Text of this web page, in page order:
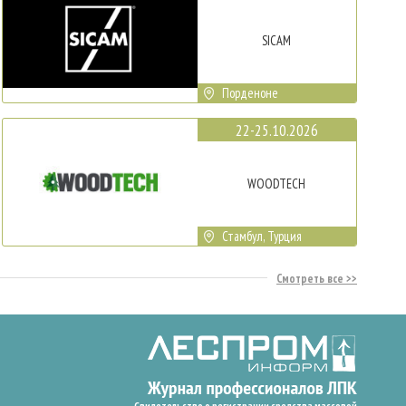
SICAM
Порденоне
22-25.10.2026
WOODTECH
Стамбул, Турция
Смотреть все